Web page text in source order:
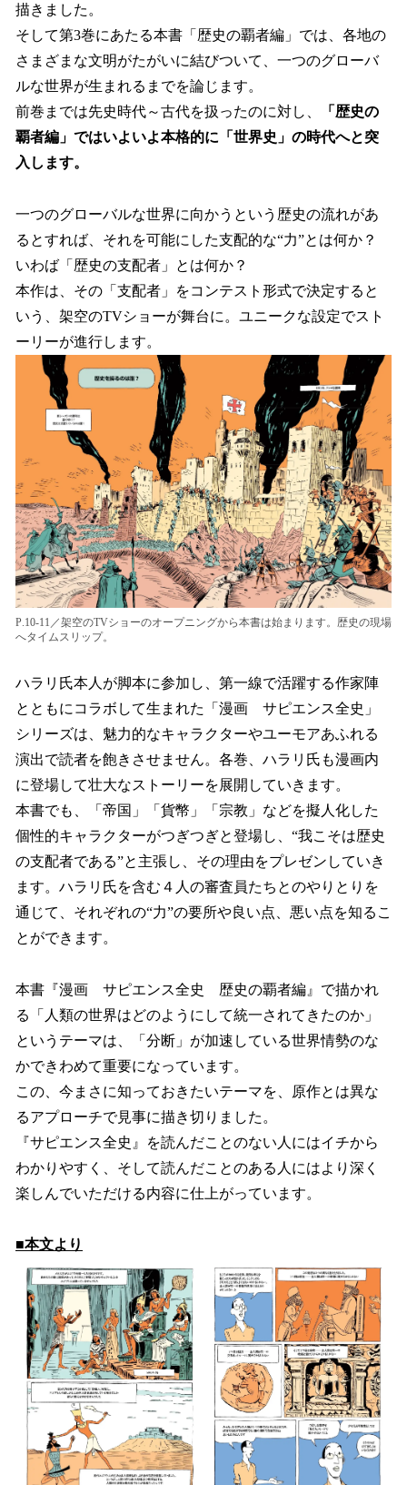
描きました。
そして第3巻にあたる本書「歴史の覇者編」では、各地の
さまざまな文明がたがいに結びついて、一つのグローバ
ルな世界が生まれるまでを論じます。
前巻までは先史時代～古代を扱ったのに対し、
「歴史の
覇者編」ではいよいよ本格的に「世界史」の時代へと突
入します。
一つのグローバルな世界に向かうという歴史の流れがあ
るとすれば、それを可能にした支配的な“力”とは何か？
いわば「歴史の支配者」とは何か？
本作は、その「⽀配者」をコンテスト形式で決定すると
いう、架空のTVショーが舞台に。ユニークな設定でスト
ーリーが進⾏します。
P.10-11／架空のTVショーのオープニングから本書は始まります。歴史の現場
へタイムスリップ。
ハラリ氏本人が脚本に参加し、第一線で活躍する作家陣
とともにコラボして生まれた「漫画 サピエンス全史」
シリーズは、魅力的なキャラクターやユーモアあふれる
演出で読者を飽きさせません。各巻、ハラリ氏も漫画内
に登場して壮大なストーリーを展開していきます。
本書でも、「帝国」「貨幣」「宗教」などを擬人化した
個性的キャラクターがつぎつぎと登場し、“我こそは歴史
の⽀配者である”と主張し、その理由をプレゼンしていき
ます。ハラリ⽒を含む４⼈の審査員たちとのやりとりを
通じて、それぞれの“⼒”の要所や良い点、悪い点を知るこ
とができます。
本書『漫画 サピエンス全史 歴史の覇者編』で描かれ
る「人類の世界はどのようにして統一されてきたのか」
というテーマは、「分断」が加速している世界情勢のな
かできわめて重要になっています。
この、今まさに知っておきたいテーマを、原作とは異な
るアプローチで見事に描き切りました。
『サピエンス全史』を読んだことのない⼈にはイチから
わかりやすく、そして読んだことのある⼈にはより深く
楽しんでいただける内容に仕上がっています。
■本文より